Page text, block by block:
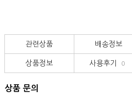
관련상품 배송정보
상품정보 사용후기 0
상품 문의